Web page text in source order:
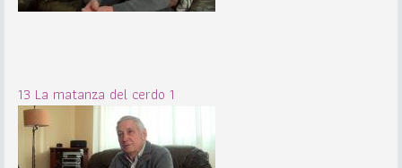
13 La matanza del cerdo 1